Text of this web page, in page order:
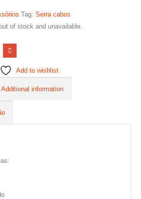
Tag: Serra cabos
of stock and unavailable.
Add to wishlist
Additional information